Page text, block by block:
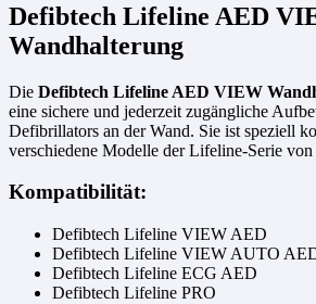
Defibtech Lifeline AED
Wandhalterung
Die Defibtech Lifeline AED VIEW
eine sichere und jederzeit zugängliche
Defibrillators an der Wand. Sie ist speziell
verschiedene Modelle der Lifeline-Serie
Kompatibilität:
Defibtech Lifeline VIEW AED
Defibtech Lifeline VIEW AUTO
Defibtech Lifeline ECG AED
Defibtech Lifeline PRO